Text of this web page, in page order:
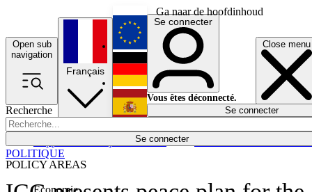
Ga naar de hoofdinhoud
Open sub
navigation
Close menu
Recherche
Se connecter
POLICY AREAS
Economie
Économie
Français
English
Deutsch
Español
Se connecter
Vous êtes déconnecté.
Se connecter
POLITIQUE